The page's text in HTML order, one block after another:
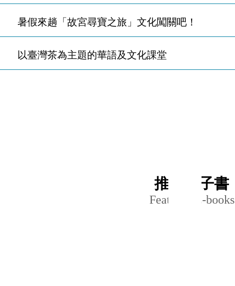
暑假來趟「故宮尋寶之旅」文化闖關吧！
以臺灣茶為主題的華語及文化課堂
推薦電子書
Featured E-books